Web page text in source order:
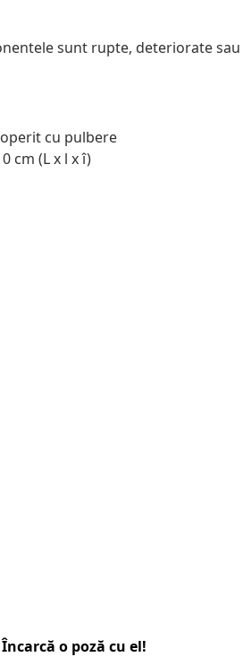
sunt rupte, deteriorate sau
cu pulbere
cm (L x l x î)
o poză cu el!